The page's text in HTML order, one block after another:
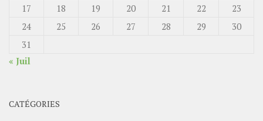
17
18 19 20 21 22
23
24
25 26 27 28 29
30
31
« Juil
CATÉGORIES